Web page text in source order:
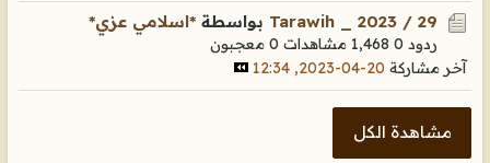
Tarawih _ 2023 / 29 بواسطة *اسلامي عزي*
ردود 0 1,468 مشاهدات
0 معجبون
آخر مشاركة 20-04-2023, 12:34
مشاهدة الكل